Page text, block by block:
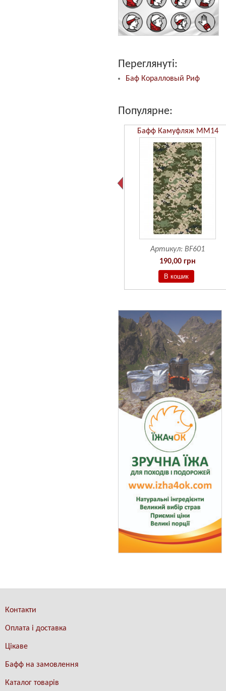
Переглянуті:
Баф Коралловый Риф
Популярне:
Бафф Камуфляж ММ14
Артикул: BF601
190,00 грн
Контакти
Оплата і доставка
Цікаве
Бафф на замовлення
Каталог товарів